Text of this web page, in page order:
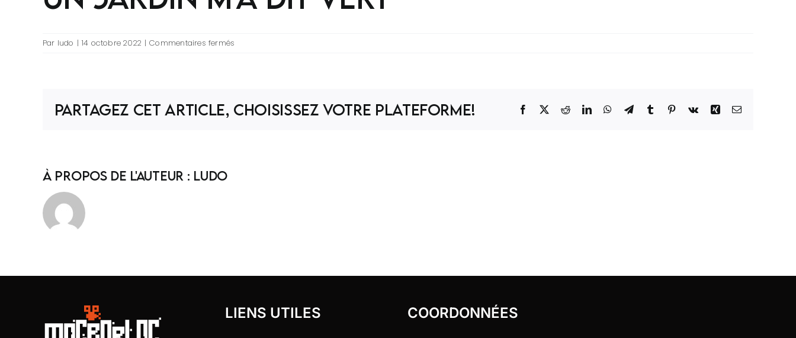
Par ludo | 14 octobre 2022 | Commentaires fermés
vert
Partagez cet article, Choisissez votre Plateforme! Facebook RedditLinkedInWhatsApp
TelegramTumblr Pinterest
Vk Xing Email
À propos de l'auteur : ludo
LIENS UTILES COORDONNÉES